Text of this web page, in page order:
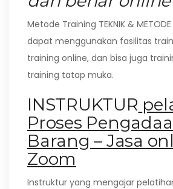
Metode Training TEKNIK & METODE
dapat menggunakan fasilitas
training online, dan bisa juga
training tatap muka.
INSTRUKTUR
Proses
Barang – Jasa
Zoom
Instruktur yang mengajar pelatihan